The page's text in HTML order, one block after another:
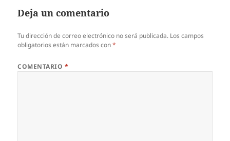
Deja un comentario
Tu dirección de correo electrónico no será publicada. Los campos
obligatorios están marcados con*
COMENTARIO *